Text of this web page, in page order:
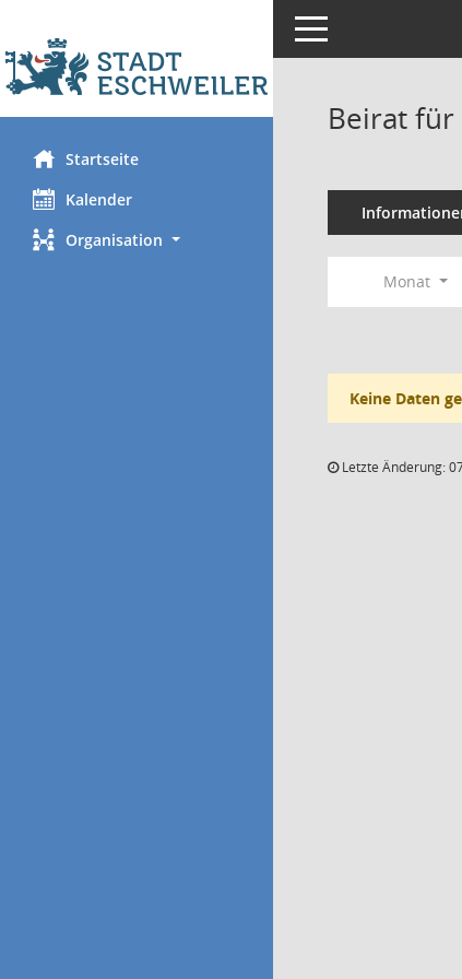
Startseite
Kalender
Organisation
Toggle navigation
Beirat für
Monat
Keine Daten
Letzte Änderung: